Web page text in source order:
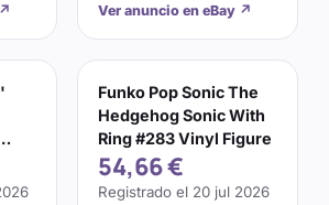
↗ Ver anuncio en eBay ↗
Funko Pop Sonic The
Hedgehog Sonic With
Ring #283 Vinyl Figure
54,66 €
Registrado el 20 jul 2026